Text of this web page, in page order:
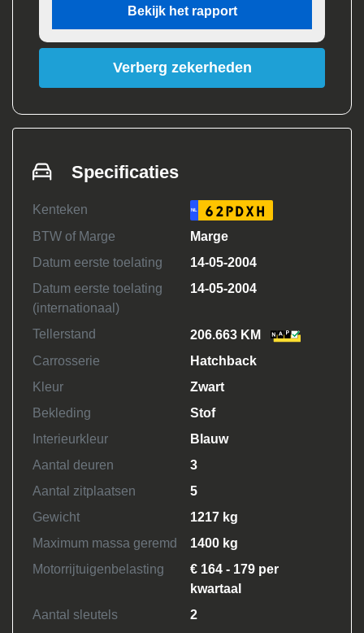
Bekijk het rapport
Verberg zekerheden
Specificaties
Kenteken NL 62PDXH
BTW of Marge
Marge
Datum eerste toelating
14-05-2004
Datum eerste toelating
(internationaal)
14-05-2004
Tellerstand
206.663 KM
Carrosserie
Hatchback
Kleur
Zwart
Bekleding
Stof
Interieurkleur
Blauw
Aantal deuren
3
Aantal zitplaatsen
5
Gewicht
1217 kg
Maximum massa geremd
1400 kg
Motorrijtuigenbelasting
€ 164 - 179 per
kwartaal
Aantal sleutels
2